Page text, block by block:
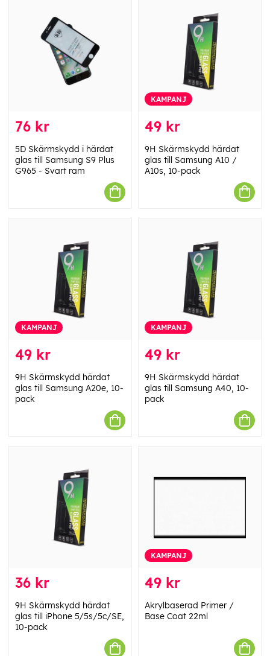
76 kr
5D Skärmskydd i härdat
glas till Samsung S9 Plus
G965 - Svart ram
KAMPANJ
49 kr
9H Skärmskydd härdat
glas till Samsung A10 /
A10s, 10-pack
KAMPANJ
49 kr
9H Skärmskydd härdat
glas till Samsung A20e, 10-
pack
KAMPANJ
49 kr
9H Skärmskydd härdat
glas till Samsung A40, 10-
pack
36 kr
9H Skärmskydd härdat
glas till iPhone 5/5s/5c/SE,
10-pack
KAMPANJ
49 kr
Akrylbaserad Primer /
Base Coat 22ml